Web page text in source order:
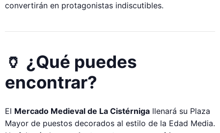
convertirán en protagonistas indiscutibles.
🏺 ¿Qué puedes
encontrar?
El Mercado Medieval de La Cistérniga llenará su Plaza
Mayor de puestos decorados al estilo de la Edad Media.